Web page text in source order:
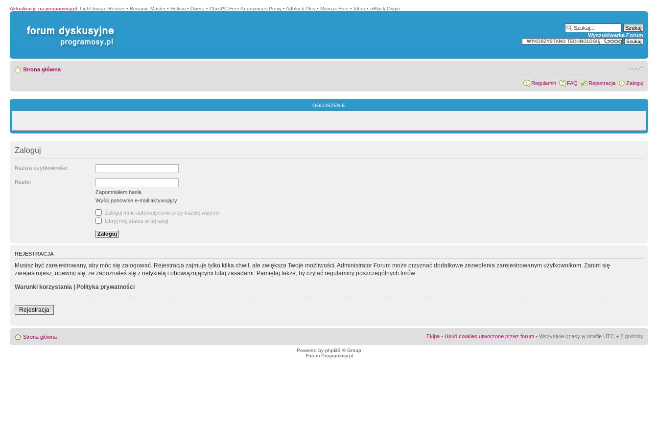
Aktualizacje na programosy.pl: Light Image Resizer • Rename Master • Helium • Opera • ChrisPC Free Anonymous Proxy • Adblock Plus • Mixmax Free • Viber • uBlock Origin
Wyszukiwarka Forum
Strona główna
Regulamin FAQ Rejestracja Zaloguj
OGŁOSZENIE:
Zaloguj
Nazwa użytkownika:
Hasło:
Zapomniałem hasła
Wyślij ponownie e-mail aktywujący
Zaloguj mnie automatycznie przy każdej wizycie
Ukryj mój status w tej sesji
REJESTRACJA
Musisz być zarejestrowany, aby móc się zalogować. Rejestracja zajmuje tylko kilka chwil, ale zwiększa Twoje możliwości. Administrator Forum może przyznać dodatkowe zezwolenia zarejestrowanym użytkownikom. Zanim się
zarejestrujesz, upewnij się, że zapoznałeś się z netykietą i obowiązującymi tutaj zasadami. Pamiętaj także, by czytać regulaminy poszczególnych forów.
Warunki korzystania | Polityka prywatności
Rejestracja
Strona główna Ekipa • Usuń cookies utworzone przez forum • Wszystkie czasy w strefie UTC + 2 godziny
Powered by phpBB © Group
Forum Programosy.pl